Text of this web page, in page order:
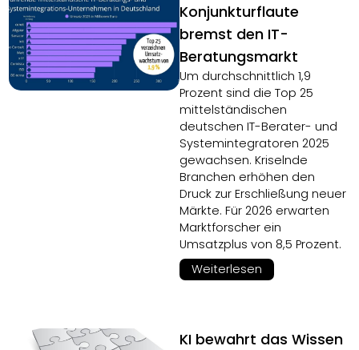
Konjunkturflaute
bremst den IT-
Beratungsmarkt
Um durchschnittlich 1,9
Prozent sind die Top 25
mittelständischen
deutschen IT-Berater- und
Systemintegratoren 2025
gewachsen. Kriselnde
Branchen erhöhen den
Druck zur Erschließung neuer
Märkte. Für 2026 erwarten
Marktforscher ein
Umsatzplus von 8,5 Prozent.
Weiterlesen
KI bewahrt das Wissen